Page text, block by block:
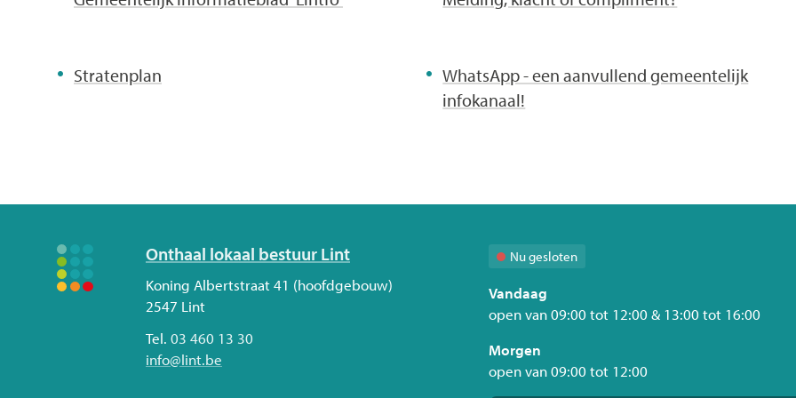
...
Stratenplan
WhatsApp - een aanvullend gemeentelijk
infokanaal!
Volg
ons
Onthaal lokaal bestuur Lint
Adres
Koning Albertstraat 41 (hoofdgebouw)
2547 Lint
Tel. 03 460 13 30
E-
info@lint.be
Nu gesloten
Vandaag
open van09:00 tot 12:00 & 13:00 tot 16:00
Morgen
open van09:00 tot 12:00